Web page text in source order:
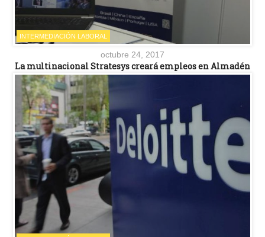
INTERMEDIACIÓN LABORAL
octubre 24, 2017
La multinacional Stratesys creará empleos en Almadén